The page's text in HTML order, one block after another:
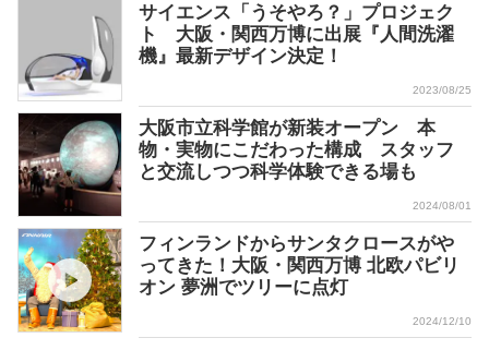
サイエンス「うそやろ？」プロジェク
ト 大阪・関西万博に出展『人間洗濯
機』最新デザイン決定！
2023/08/25
大阪市立科学館が新装オープン 本
物・実物にこだわった構成 スタッフ
と交流しつつ科学体験できる場も
2024/08/01
フィンランドからサンタクロースがや
ってきた！大阪・関西万博 北欧パビリ
オン 夢洲でツリーに点灯
2024/12/10